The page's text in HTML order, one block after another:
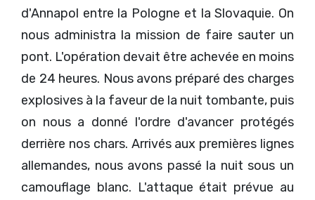
d'Annapol entre la Pologne et la Slovaquie. On
nous administra la mission de faire sauter un
pont. L'opération devait être achevée en moins
de 24 heures. Nous avons préparé des charges
explosives à la faveur de la nuit tombante, puis
on nous a donné l'ordre d'avancer protégés
derrière nos chars. Arrivés aux premières lignes
allemandes, nous avons passé la nuit sous un
camouflage blanc. L'attaque était prévue au